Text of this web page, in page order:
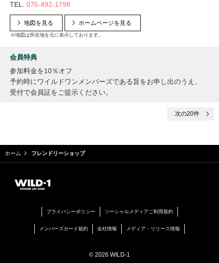
TEL. 075-492-1798
地図を見る
※地図は所在地を元に表示しております。
ホームページを見る
会員特典
参加料金を10％オフ
予約時にワイルドワンメンバーズである旨をお申し出のうえ、
受付で会員証をご提示ください。
次の20件
ホーム フレンドリーショップ
プライバシーポリシー ソーシャルメディアご利用規約
メンバーズカード規約 会社情報 メディア・リリース情報
© 2026 WILD-1